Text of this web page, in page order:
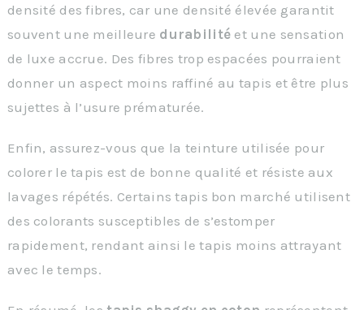
densité des fibres, car une densité élevée garantit
souvent une meilleure durabilité et une sensation
de luxe accrue. Des fibres trop espacées pourraient
donner un aspect moins raffiné au tapis et être plus
sujettes à l’usure prématurée.
Enfin, assurez-vous que la teinture utilisée pour
colorer le tapis est de bonne qualité et résiste aux
lavages répétés. Certains tapis bon marché utilisent
des colorants susceptibles de s’estomper
rapidement, rendant ainsi le tapis moins attrayant
avec le temps.